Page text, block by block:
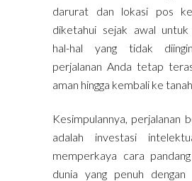
darurat dan lokasi pos
diketahui sejak awal untuk
hal-hal yang tidak
perjalanan Anda tetap
aman hingga kembali ke
Kesimpulannya, perjalanan
adalah investasi
memperkaya cara
dunia yang penuh dengan